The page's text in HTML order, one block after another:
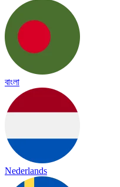
বাংলা
Nederlands